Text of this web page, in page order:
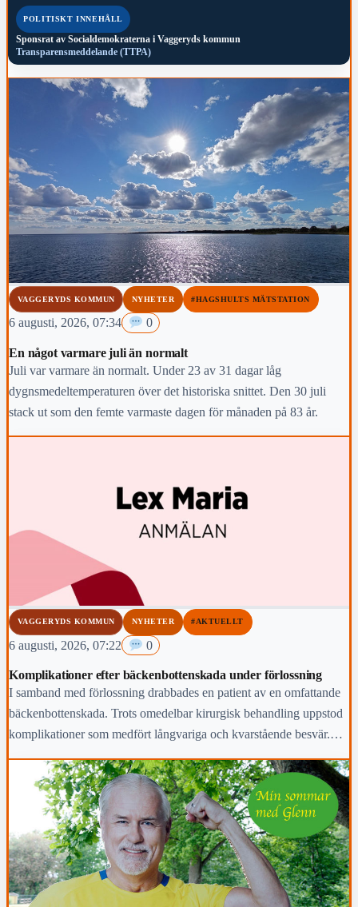
POLITISKT INNEHÅLL
Sponsrat av Socialdemokraterna i Vaggeryds kommun
Transparensmeddelande (TTPA)
VAGGERYDS KOMMUN NYHETER #HAGSHULTS MÄTSTATION
6 augusti, 2026, 07:34 0
En något varmare juli än normalt
Juli var varmare än normalt. Under 23 av 31 dagar låg
dygnsmedeltemperaturen över det historiska snittet. Den 30 juli
stack ut som den femte varmaste dagen för månaden på 83 år.
VAGGERYDS KOMMUN NYHETER #AKTUELLT
6 augusti, 2026, 07:22 0
Komplikationer efter bäckenbottenskada under förlossning
I samband med förlossning drabbades en patient av en omfattande
bäckenbottenskada. Trots omedelbar kirurgisk behandling uppstod
komplikationer som medfört långvariga och kvarstående besvär.
Region Jönköpings län anmäler händelsen för prövning enligt lex
Maria.